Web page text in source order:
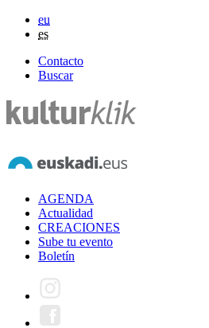
eu
es
Contacto
Buscar
AGENDA
Actualidad
CREACIONES
Sube tu evento
Boletín